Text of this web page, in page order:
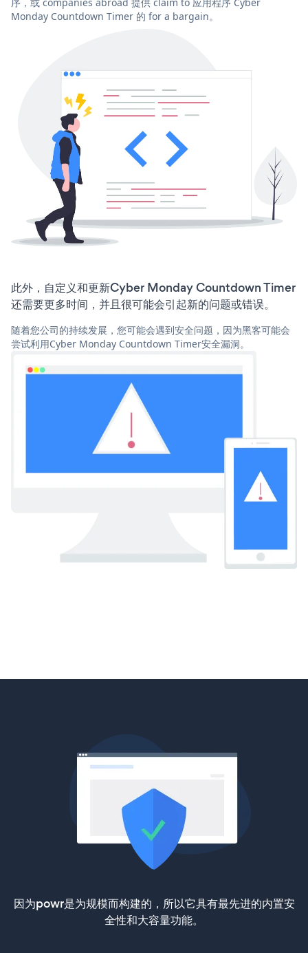
Monday Countdown Timer 的 for a bargain。
此外，自定义和更新Cyber Monday Countdown Timer
还需要更多时间，并且很可能会引起新的问题或错误。
随着您公司的持续发展，您可能会遇到安全问题，因为黑客可能会
尝试利用Cyber Monday Countdown Timer安全漏洞。
因为powr是为规模而构建的，所以它具有最先进的内置安
全性和大容量功能。